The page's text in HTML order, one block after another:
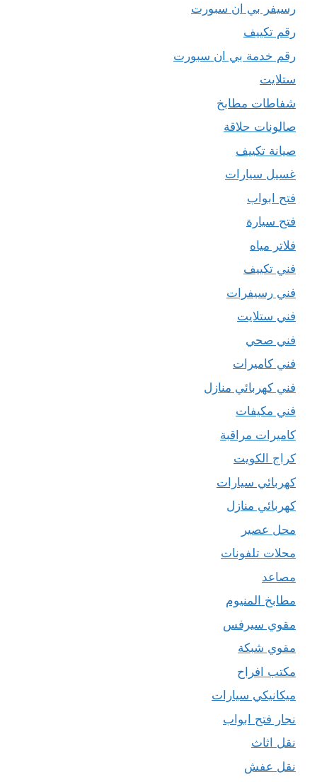
رسيفر بي ان سبورت
رقم تكييف
رقم خدمة بي ان سبورت
ستلايت
شفاطات مطابخ
صالونات حلاقة
صيانة تكييف
غسيل سيارات
فتح ابواب
فتح سيارة
فلاتر مياه
فني تكييف
فني رسيفرات
فني ستلايت
فني صحي
فني كاميرات
فني كهربائي منازل
فني مكيفات
كاميرات مراقبة
كراج الكويت
كهربائي سيارات
كهربائي منازل
محل عصير
محلات تلفونات
مصاعد
مطابخ المنيوم
مقوي سيرفس
مقوي شبكة
مكتب افراح
ميكانيكي سيارات
نجار فتح ابواب
نقل اثاث
نقل عفش